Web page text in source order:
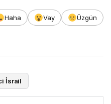
Haha Vay
Üzgün
İsrail